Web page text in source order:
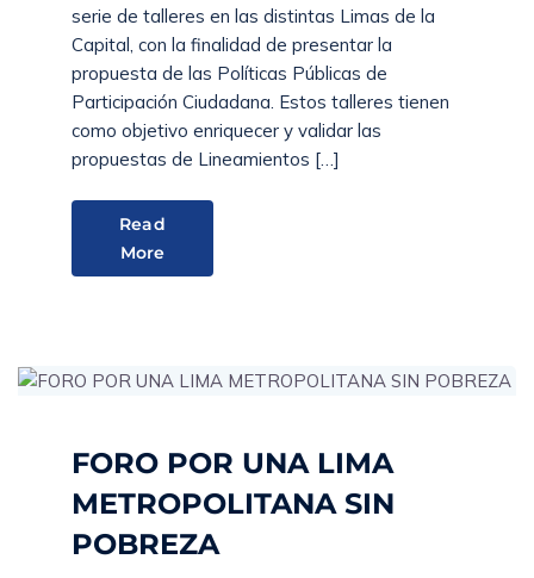
serie de talleres en las distintas Limas de la
Capital, con la finalidad de presentar la
propuesta de las Políticas Públicas de
Participación Ciudadana. Estos talleres tienen
como objetivo enriquecer y validar las
propuestas de Lineamientos […]
Read
More
FORO POR UNA LIMA
METROPOLITANA SIN
POBREZA